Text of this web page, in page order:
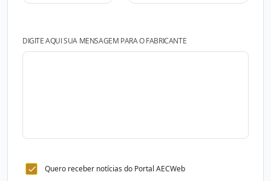
DIGITE AQUI SUA MENSAGEM PARA O FABRICANTE
Quero receber notícias do Portal AECWeb